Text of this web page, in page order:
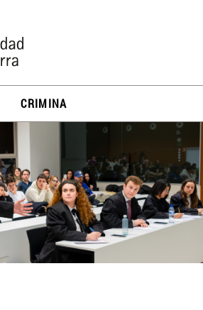
CRIMINA